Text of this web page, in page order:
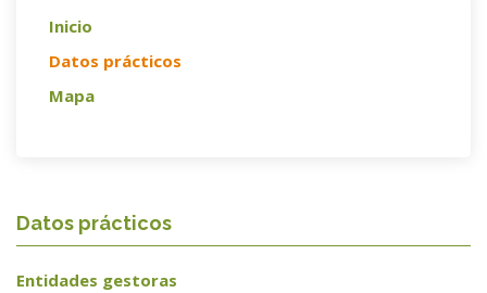
Inicio
Datos prácticos
Mapa
Datos prácticos
Entidades gestoras